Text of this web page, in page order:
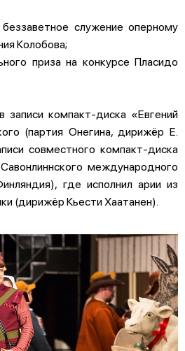
служение оперному
Колобова;
приза на конкурсе Пласидо
записи компакт-диска «Евгений
(партия Онегина, дирижёр Е.
совместного компакт-диска
международного
где исполнил арии из
(дирижёр Кьести Хаатанен).